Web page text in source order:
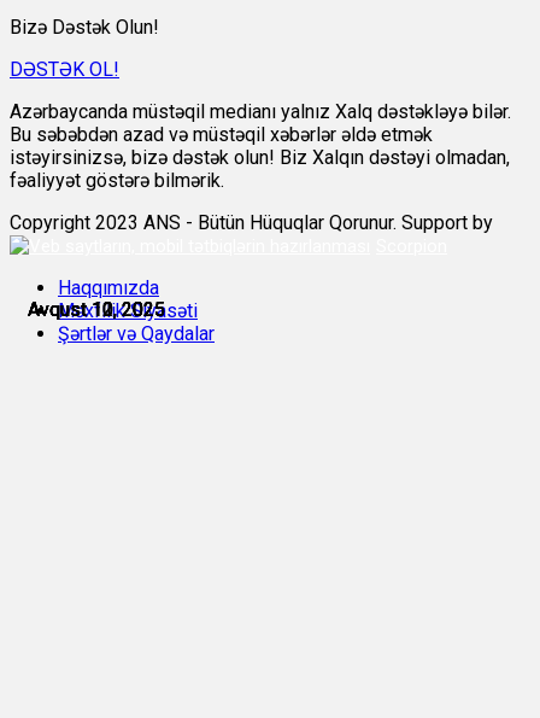
Avqust 10, 2025
Avqust 10, 2025
Avqust 10, 2025
Avqust 11, 2025
Avqust 12, 2025
Avqust 12, 2025
Bizə Dəstək Olun!
DƏSTƏK OL!
Azərbaycanda müstəqil medianı yalnız Xalq dəstəkləyə bilər.
Bu səbəbdən azad və müstəqil xəbərlər əldə etmək
istəyirsinizsə, bizə dəstək olun! Biz Xalqın dəstəyi olmadan,
fəaliyyət göstərə bilmərik.
Copyright 2023 ANS - Bütün Hüquqlar Qorunur. Support by
Haqqımızda
Məxfilik Siyasəti
Şərtlər və Qaydalar